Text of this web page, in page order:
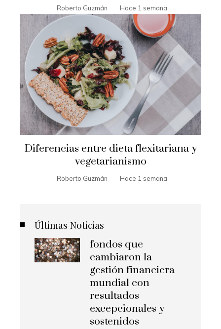
Roberto Guzmán Hace 1 semana
Diferencias entre dieta flexitariana y
vegetarianismo
Roberto Guzmán Hace 1 semana
Últimas Noticias
fondos que
cambiaron la
gestión financiera
mundial con
resultados
excepcionales y
sostenidos